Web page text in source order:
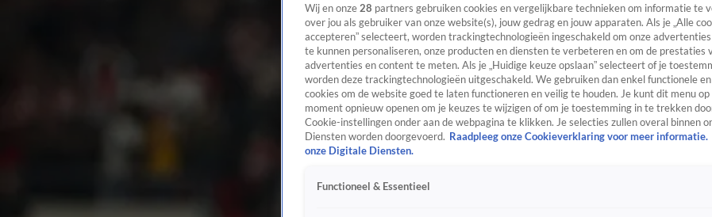
Wij en onze 28 partners gebruiken cookies en vergelijkbare technieken om informatie te
over jou als gebruiker van onze website(s), jouw gedrag en jouw apparaten. Als je „Alle
accepteren” selecteert, worden trackingtechnologieën ingeschakeld om onze
te kunnen personaliseren, onze producten en diensten te verbeteren en om de prestaties
advertenties en content te meten. Als je „Huidige keuze opslaan” selecteert of je
worden deze trackingtechnologieën uitgeschakeld. We gebruiken dan enkel functionele
cookies om de website goed te laten functioneren en veilig te houden. Je kunt dit menu op
moment opnieuw openen om je keuzes te wijzigen of om je toestemming in te trekken
Cookie-instellingen onder aan de webpagina te klikken. Je selecties zullen overal binnen
Diensten worden doorgevoerd. Raadpleeg onze Cookieverklaring voor meer informatie.
onze Digitale Diensten.
Functioneel & Essentieel